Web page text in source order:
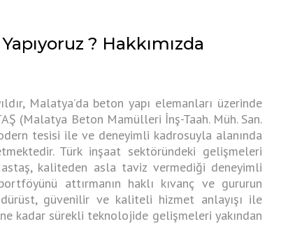
? Hakkımızda
Malatya’da beton yapı elemanları üzerinde
(Malatya Beton Mamülleri İnş-Taah. Müh. San.
tesisi ile ve deneyimli kadrosuyla alanında
Türk inşaat sektöründeki gelişmeleri
kaliteden asla taviz vermediği deneyimli
attırmanın haklı kıvanç ve gururun
dürüst, güvenilir ve kaliteli hizmet anlayışı ile
kadar sürekli teknolojide gelişmeleri yakından